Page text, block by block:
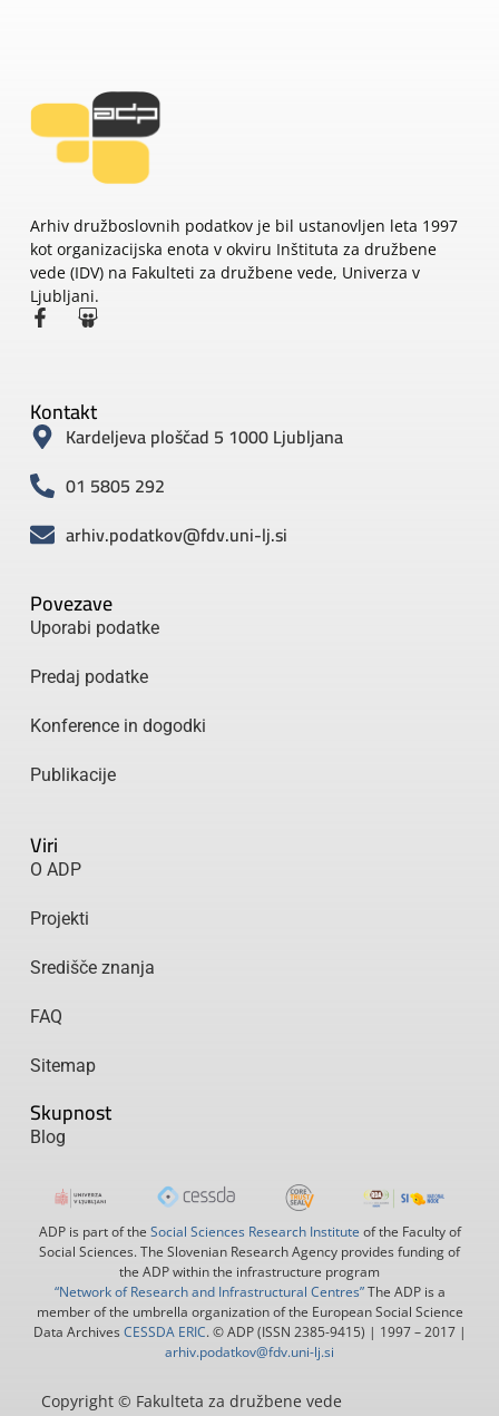
Arhiv družboslovnih podatkov je bil ustanovljen leta 1997
kot organizacijska enota v okviru Inštituta za družbene
vede (IDV) na Fakulteti za družbene vede, Univerza v
Ljubljani.
Povezave
Uporabi podatke
Predaj podatke
Konference in dogodki
Publikacije
Viri
O ADP
Projekti
Središče znanja
FAQ
Sitemap
Skupnost
Blog
Kontakt
Kardeljeva ploščad 5 1000 Ljubljana
01 5805 292
arhiv.podatkov@fdv.uni-lj.si
Copyright © Fakulteta za družbene vede
ADP is part of the Social Sciences Research Institute of the Faculty of
Social Sciences. The Slovenian Research Agency provides funding of
the ADP within the infrastructure program
“Network of Research and Infrastructural Centres”The ADP is a
member of the umbrella organization of the European Social Science
Data Archives CESSDA ERIC. © ADP (ISSN 2385-9415) | 1997 – 2017 |
arhiv.podatkov@fdv.uni-lj.si